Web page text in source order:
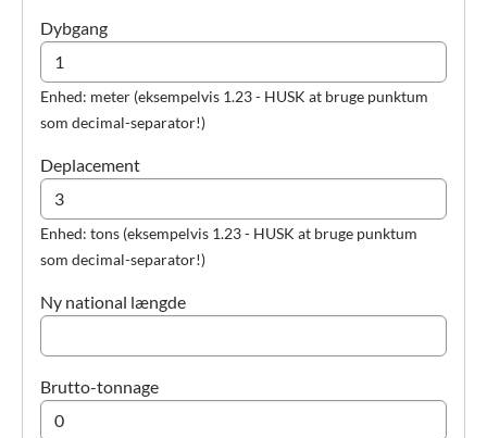
Dybgang
Enhed: meter (eksempelvis 1.23 - HUSK at bruge punktum
som decimal-separator!)
Deplacement
Enhed: tons (eksempelvis 1.23 - HUSK at bruge punktum
som decimal-separator!)
Ny national længde
Brutto-tonnage